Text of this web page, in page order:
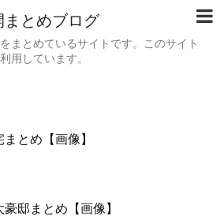
とめブログ
まとめているサイトです。このサイト
用しています。
とめ【画像】
邸まとめ【画像】